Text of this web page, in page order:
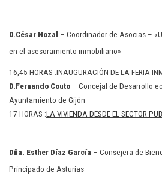
D.César Nozal – Coordinador de Asocias –
en el asesoramiento inmobiliario»
16,45 HORAS :INAUGURACIÓN DE LA FERIA
D.Fernando Couto – Concejal de Desarrollo
Ayuntamiento de Gijón
17 HORAS :LA VIVIENDA DESDE EL SECTOR
Dña. Esther Díaz García – Consejera de
Principado de Asturias